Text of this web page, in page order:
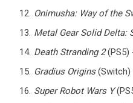
Onimusha: Way of the
Metal Gear Solid Delta:
Death Stranding 2(PS5)
Gradius Origins(Switch)
Super Robot Wars Y